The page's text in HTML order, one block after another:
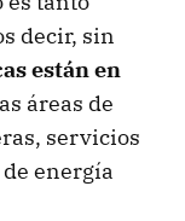
decir, sin
están en
áreas de
servicios
energía